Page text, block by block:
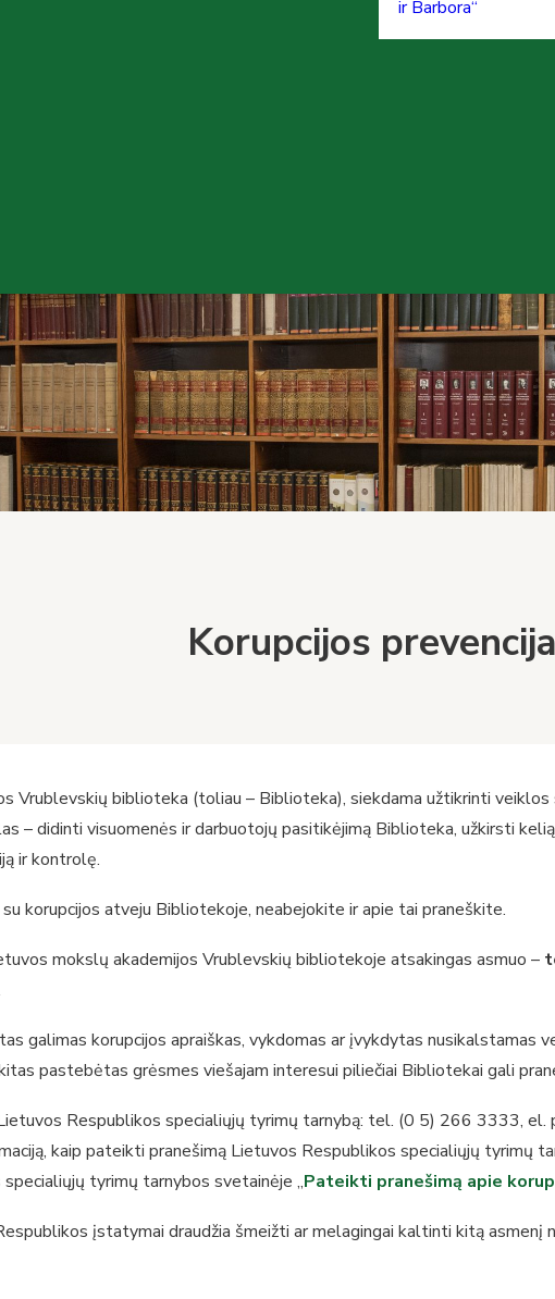
ir Barbora“
Korupcijos prevencija
Vrublevskių biblioteka (toliau – Biblioteka), siekdama užtikrinti veiklos
– didinti visuomenės ir darbuotojų pasitikėjimą Biblioteka, užkirsti
ir kontrolę.
korupcijos atveju Bibliotekoje, neabejokite ir apie tai praneškite.
mokslų akademijos Vrublevskių bibliotekoje atsakingas asmuo –
galimas korupcijos apraiškas, vykdomas ar įvykdytas nusikalstamas
pastebėtas grėsmes viešajam interesui piliečiai Bibliotekai gali
Respublikos specialiųjų tyrimų tarnybą: tel. (0 5) 266 3333, el.
kaip pateikti pranešimą Lietuvos Respublikos specialiųjų tyrimų
tyrimų tarnybos svetainėje „Pateikti pranešimą apie
įstatymai draudžia šmeižti ar melagingai kaltinti kitą